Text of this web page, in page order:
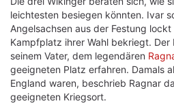
leichtesten besiegen könnten. Ivar
Angelsachsen aus der Festung
Kampfplatz ihrer Wahl bekriegt. Der
seinem Vater, dem legendären
geeigneten Platz erfahren. Damals
England waren, beschrieb Ragnar
geeigneten Kriegsort.